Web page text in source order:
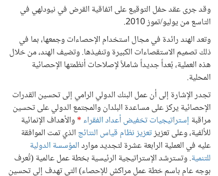
وقد جرى عقد حفل التوقيع على اتفاقية القرض في نيودلهي في
التاسع من يوليو/تموز 2010.
وتعد الهند رائدة في مجال استخدام الإحصاءات وجمعها، بما في
ذلك تصميم الاستقصاءات الكبيرة وتنفيذها. وتضيف الهند، من خلال
هذه العملية، بُعداً جديداً شاملاً لإصلاحات أنظمتها الإحصائية
المحلية.
تجدر الإشارة إلى أن عمل البنك الدولي الرامي إلى تحسين القدرات
الإحصائية يركز على مساعدة البلدان والمجتمع الدولي على تحسين
مراقبة إستراتيجيات تخفيض أعداد الفقراء *والأهداف الإنمائية
للألفية، وعلى تعزيزتعزيز نظام قياس النتائج الذي تمت الموافقة
عليه في العملية الرابعة عشرة لتجديد مواردالمؤسسة الدولية
للتنمية. وتسترشد الإستراتيجية الرئيسية بخطة عمل عالمية (تُعرف
بوجه عام باسم خطة عمل مراكش للإحصاء) التي تهدف إلى تحسين